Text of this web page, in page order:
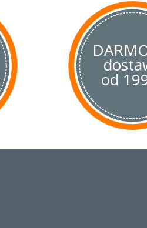
ciśnieniowe
bawełnianych
daje bardzo
wybitnie podnoszą walory
micarta jest odporna na
odpowiedniej
jest bardzo sztywną
została połączona
stop pina oraz śruby osi
konstrukcja noża jest
ułatwia czyszczenie.
za pomocą znanej
blokując klingę. Aby
w rękojeści został wycięty
do blokady. Dodatkowo
pewne oparcie dla kciuka
za pomocą trzech śrub
od